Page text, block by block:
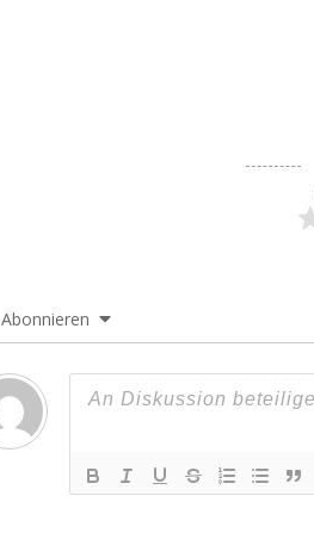
Abonnieren